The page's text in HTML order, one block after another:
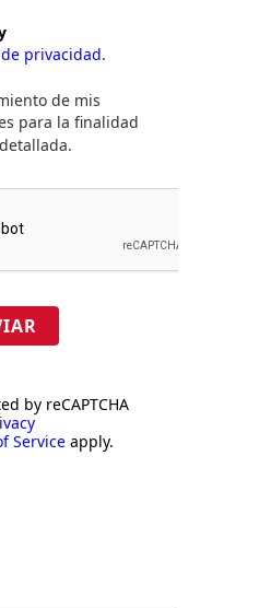
privacidad.
de mis
para la finalidad
by reCAPTCHA
Service apply.